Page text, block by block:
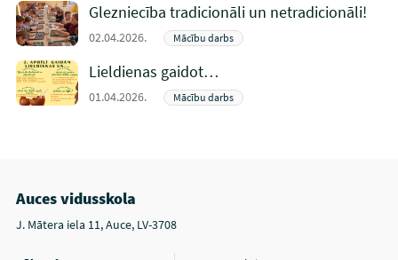
Glezniecība tradicionāli un netradicionāli!
02.04.2026. Mācību darbs
Lieldienas gaidot…
01.04.2026. Mācību darbs
Auces vidusskola
J. Mātera iela 11, Auce, LV-3708